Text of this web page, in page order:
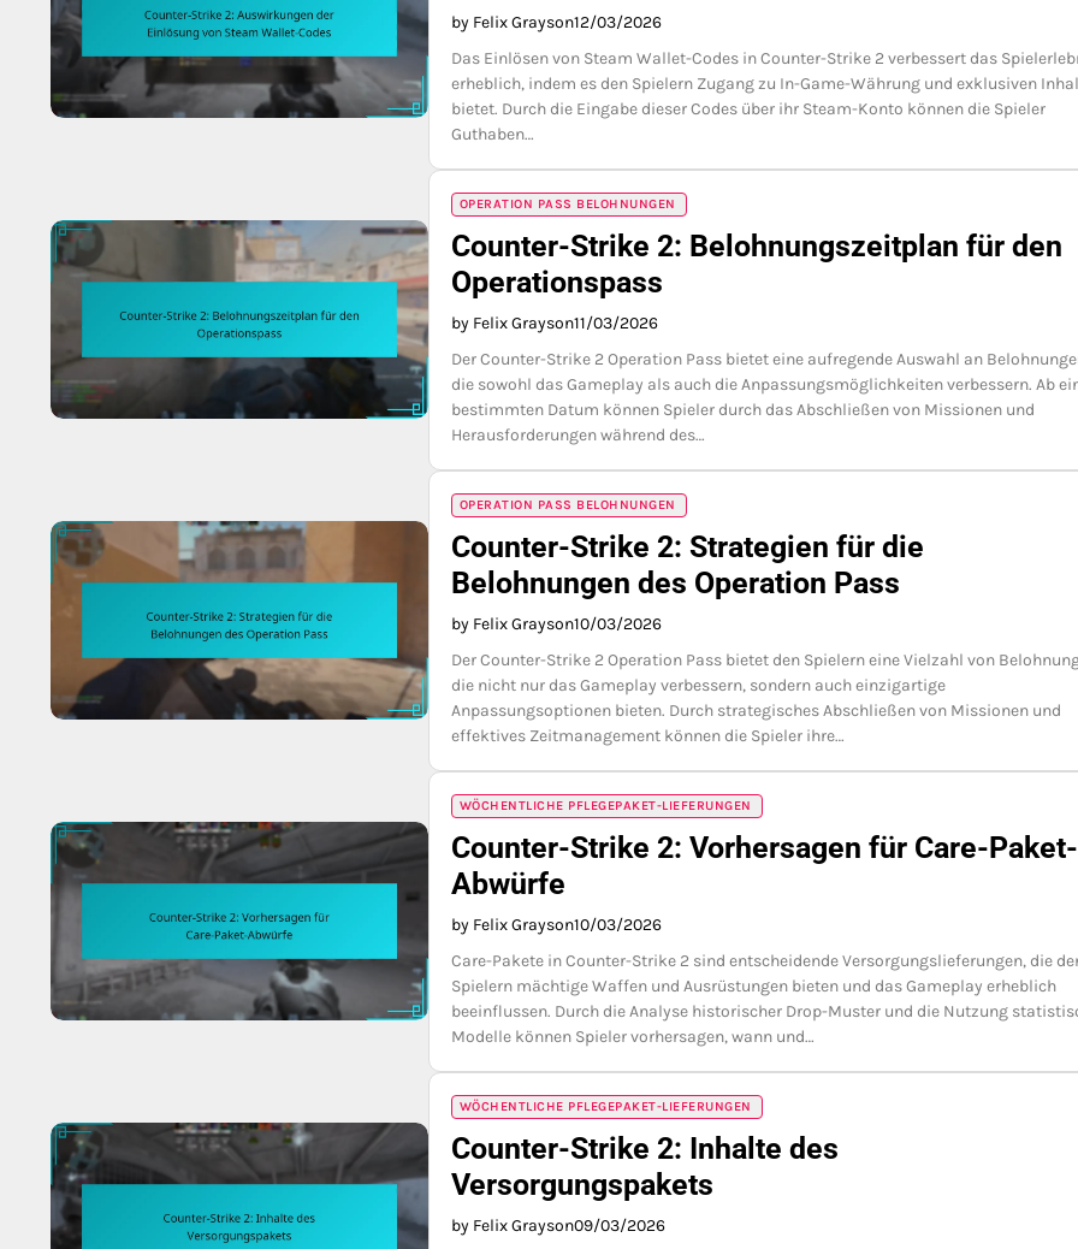
by Felix Grayson12/03/2026
Das Einlösen von Steam Wallet-Codes in Counter-Strike 2 verbessert das
erheblich, indem es den Spielern Zugang zu In-Game-Währung und exklusiven
bietet. Durch die Eingabe dieser Codes über ihr Steam-Konto können die Spieler
Guthaben…
OPERATION PASS BELOHNUNGEN
Counter-Strike 2: Belohnungszeitplan für den
Operationspass
by Felix Grayson11/03/2026
Der Counter-Strike 2 Operation Pass bietet eine aufregende Auswahl an
die sowohl das Gameplay als auch die Anpassungsmöglichkeiten verbessern. Ab
bestimmten Datum können Spieler durch das Abschließen von Missionen und
Herausforderungen während des…
OPERATION PASS BELOHNUNGEN
Counter-Strike 2: Strategien für die
Belohnungen des Operation Pass
by Felix Grayson10/03/2026
Der Counter-Strike 2 Operation Pass bietet den Spielern eine Vielzahl von
die nicht nur das Gameplay verbessern, sondern auch einzigartige
Anpassungsoptionen bieten. Durch strategisches Abschließen von Missionen und
effektives Zeitmanagement können die Spieler ihre…
WÖCHENTLICHE PFLEGEPAKET-LIEFERUNGEN
Counter-Strike 2: Vorhersagen für Care-Paket-
Abwürfe
by Felix Grayson10/03/2026
Care-Pakete in Counter-Strike 2 sind entscheidende Versorgungslieferungen, die
Spielern mächtige Waffen und Ausrüstungen bieten und das Gameplay erheblich
beeinflussen. Durch die Analyse historischer Drop-Muster und die Nutzung
Modelle können Spieler vorhersagen, wann und…
WÖCHENTLICHE PFLEGEPAKET-LIEFERUNGEN
Counter-Strike 2: Inhalte des
Versorgungspakets
by Felix Grayson09/03/2026